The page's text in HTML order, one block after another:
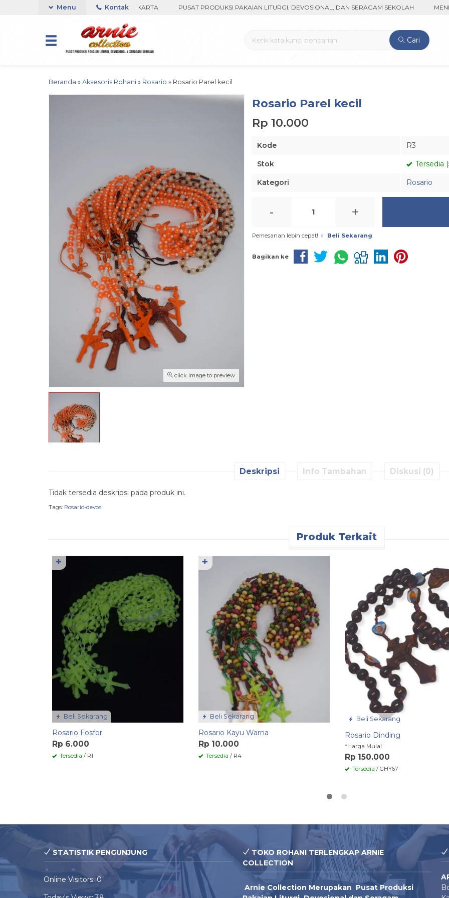
ARNIE COLLECTION-BORO, YOGYAKARTA PUSAT PRODUKSI PAKAIAN LITURGI, DEVOSIONAL, DAN SERAGAM SEKOLAH
Menu Kontak
Cari
Beranda » Aksesoris Rohani » Rosario » Rosario Parel kecil
click image to preview
Rosario Parel kecil
Rp 10.000
Kode R3
Stok Tersedia
Kategori Rosario
- +
Pemesanan lebih cepat! Beli Sekarang
Bagikan ke
Deskripsi Info Tambahan Diskusi (0)
Tidak tersedia deskripsi pada produk ini.
Tags: Rosario-devosi
Produk Terkait
Beli Sekarang
Rosario Fosfor
Rp 6.000
Tersedia / R1
✚
Beli Sekarang
Rosario Kayu Warna
Rp 10.000
Tersedia / R4
✚
Beli Sekarang
Rosario Dinding
*Harga Mulai
Rp 150.000
Tersedia / GHY67
STATISTIK PENGUNJUNG
Online Visitors:0
TOKO ROHANI TERLENGKAP ARNIE
COLLECTION
Arnie Collection Merupakan Pusat Produksi